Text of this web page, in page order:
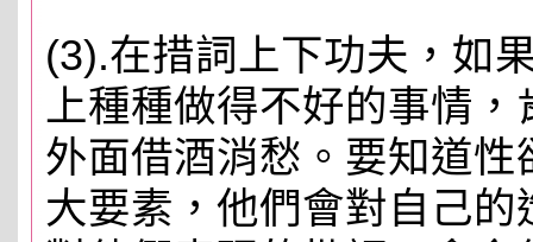
(3).在措詞上下功夫，如
上種種做得不好的事情
外面借酒消愁。要知道
大要素，他們會對自己